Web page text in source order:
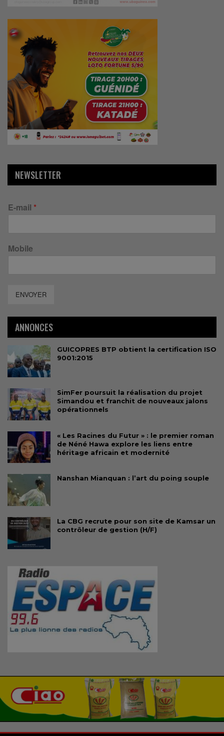
NEWSLETTER
E-mail *
Mobile
ENVOYER
ANNONCES
GUICOPRES BTP obtient la certification ISO
9001:2015
SimFer poursuit la réalisation du projet
Simandou et franchit de nouveaux jalons
opérationnels
« Les Racines du Futur » : le premier roman
de Néné Hawa explore les liens entre
héritage africain et modernité
Nanshan Mianquan : l’art du poing souple
La CBG recrute pour son site de Kamsar un
contrôleur de gestion (H/F)